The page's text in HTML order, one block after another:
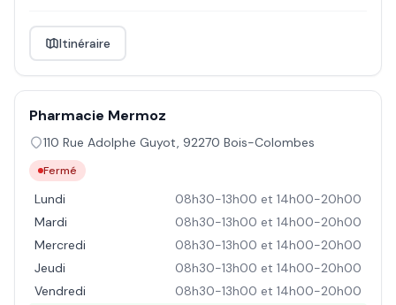
Itinéraire
Pharmacie Mermoz
110 Rue Adolphe Guyot, 92270 Bois-Colombes
Fermé
Lundi
08h30-13h00 et 14h00-20h00
Mardi
08h30-13h00 et 14h00-20h00
Mercredi
08h30-13h00 et 14h00-20h00
Jeudi
08h30-13h00 et 14h00-20h00
Vendredi
08h30-13h00 et 14h00-20h00